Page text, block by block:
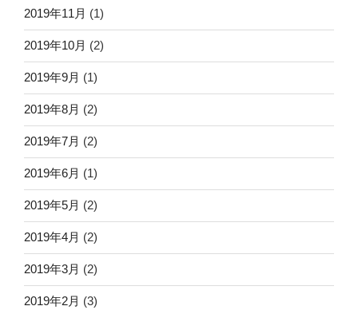
2019年11月 (1)
2019年10月 (2)
2019年9月 (1)
2019年8月 (2)
2019年7月 (2)
2019年6月 (1)
2019年5月 (2)
2019年4月 (2)
2019年3月 (2)
2019年2月 (3)